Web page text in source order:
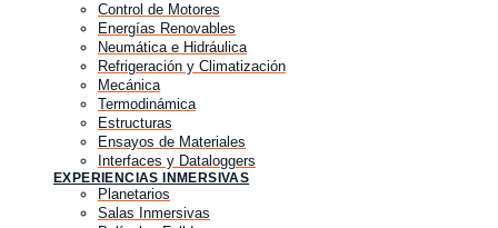
Control de Motores
Energías Renovables
Neumática e Hidráulica
Refrigeración y Climatización
Mecánica
Termodinámica
Estructuras
Ensayos de Materiales
Interfaces y Dataloggers
EXPERIENCIAS INMERSIVAS
Planetarios
Salas Inmersivas